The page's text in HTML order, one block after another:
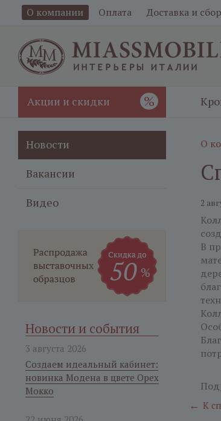
О компании Оплата Доставка и
Акции и скидки %
О
2
В
← К
Новости
Вакансии
Видео
Новости и события
3 августа 2026
Создаем идеальный кабинет:
новинка Модена в цвете Орех
Мокко